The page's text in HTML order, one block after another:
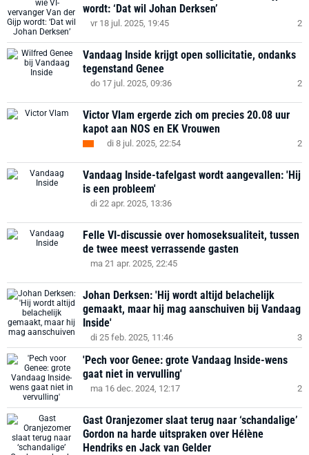
wordt: ‘Dat wil Johan Derksen’
vr 18 jul. 2025, 19:45 2
Vandaag Inside krijgt open sollicitatie, ondanks
tegenstand Genee
do 17 jul. 2025, 09:36 2
Victor Vlam ergerde zich om precies 20.08 uur
kapot aan NOS en EK Vrouwen
di 8 jul. 2025, 22:54 2
Vandaag Inside-tafelgast wordt aangevallen: 'Hij
is een probleem'
di 22 apr. 2025, 13:36
Felle VI-discussie over homoseksualiteit, tussen
de twee meest verrassende gasten
ma 21 apr. 2025, 22:45
Johan Derksen: 'Hij wordt altijd belachelijk
gemaakt, maar hij mag aanschuiven bij Vandaag
Inside'
di 25 feb. 2025, 11:46 3
'Pech voor Genee: grote Vandaag Inside-wens
gaat niet in vervulling'
ma 16 dec. 2024, 12:17 2
Gast Oranjezomer slaat terug naar ‘schandalige’
Gordon na harde uitspraken over Hélène
Hendriks en Jack van Gelder